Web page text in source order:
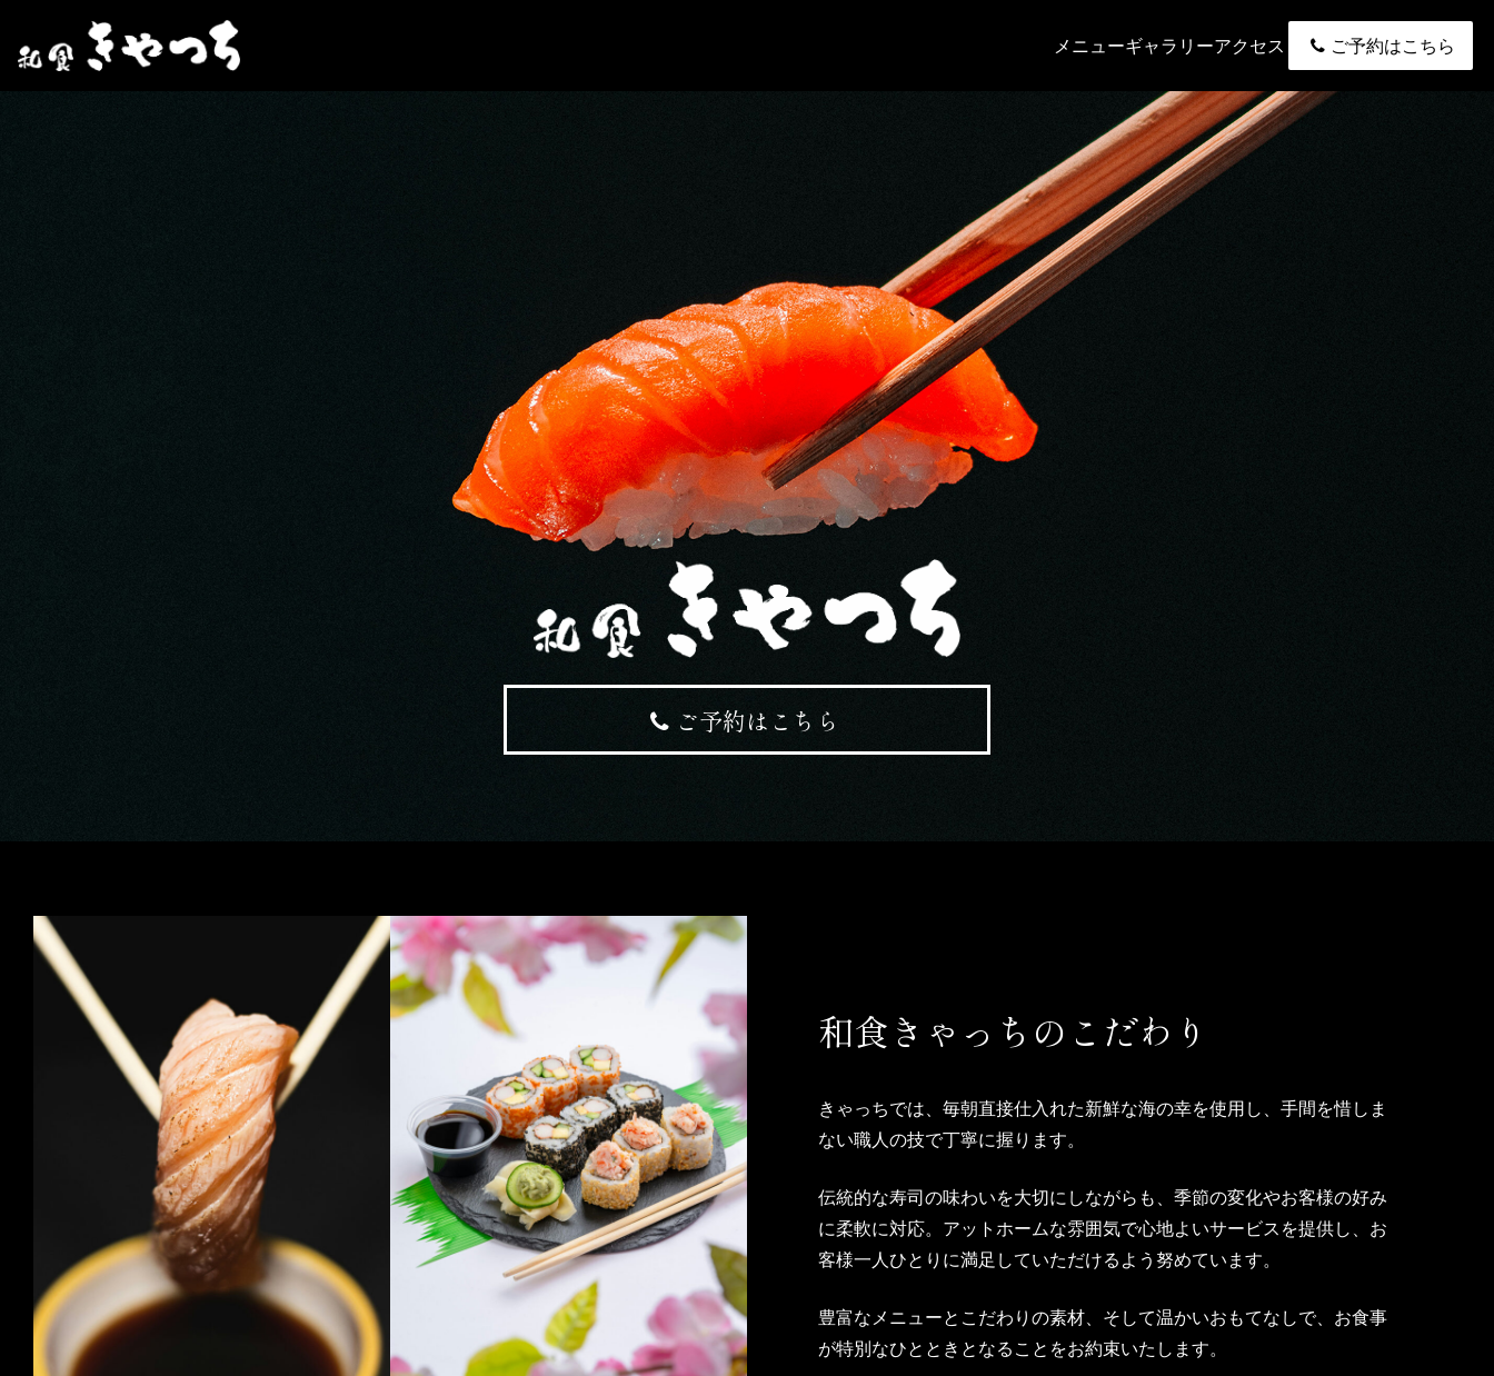
メニューギャラリーアクセス ご予約はこちら
ご予約はこちら
和食きゃっちのこだわり
きゃっちでは、毎朝直接仕入れた新鮮な海の幸を使用し、手間を惜しま
ない職人の技で丁寧に握ります。
伝統的な寿司の味わいを大切にしながらも、季節の変化やお客様の好み
に柔軟に対応。アットホームな雰囲気で心地よいサービスを提供し、お
客様一人ひとりに満足していただけるよう努めています。
豊富なメニューとこだわりの素材、そして温かいおもてなしで、お食事
が特別なひとときとなることをお約束いたします。